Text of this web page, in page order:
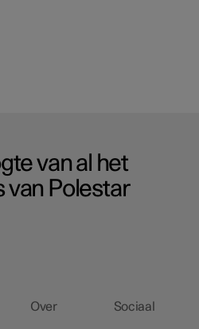
van al het
van Polestar
Over Sociaal